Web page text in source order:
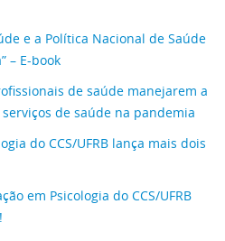
e a Política Nacional de Saúde
– E-book
de saúde manejarem a
de saúde na pandemia
do CCS/UFRB lança mais dois
em Psicologia do CCS/UFRB